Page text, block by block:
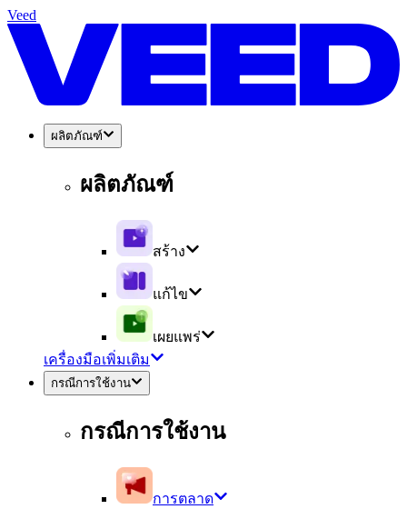
Veed
ผลิตภัณฑ์
ผลิตภัณฑ์
สร้าง
แก้ไข
เผยแพร่
เครื่องมือเพิ่มเติม
กรณีการใช้งาน
กรณีการใช้งาน
การตลาด